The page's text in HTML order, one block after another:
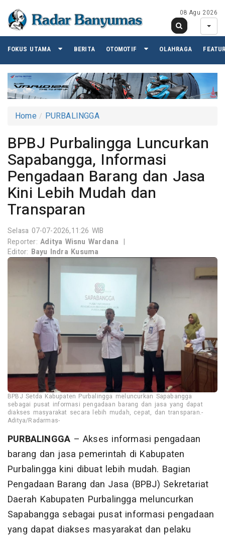
08 Agu 2026
FOKUS UTAMA BERITA OTOMOTIF OLAHRAGA
Home PURBALINGGA
BPBJ Purbalingga Luncurkan
Sapabangga, Informasi
Pengadaan Barang dan Jasa
Kini Lebih Mudah dan
Transparan
Selasa 07-07-2026,11:26 WIB
Reporter:Aditya Wisnu Wardana |
Editor: Bayu Indra Kusuma
BPBJ Setda Kabupaten Purbalingga meluncurkan Sapabangga
sebagai pusat informasi pengadaan barang dan jasa yang dapat
diakses masyarakat secara lebih mudah, cepat, dan transparan.-
Aditya/Radarmas-
PURBALINGGA – Akses informasi pengadaan
barang dan jasa pemerintah di Kabupaten
Purbalingga kini dibuat lebih mudah. Bagian
Pengadaan Barang dan Jasa (BPBJ) Sekretariat
Daerah Kabupaten Purbalingga meluncurkan
Sapabangga sebagai pusat informasi pengadaan
yang dapat diakses masyarakat dan pelaku